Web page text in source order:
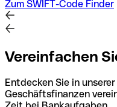
Zum SWIFT-Code Finder
Vereinfachen
Entdecken Sie in unserer
Geschäftsfinanzen